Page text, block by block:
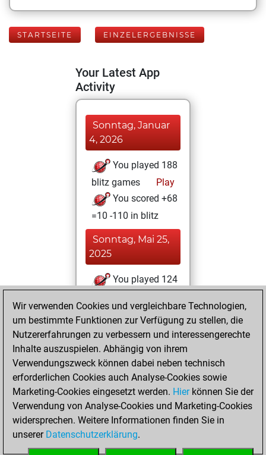
STARTSEITE EINZELERGEBNISSE
Your Latest App
Activity
Sonntag, Januar
4, 2026
You played 188
blitz games
Play
You scored +68
=10 -110 in blitz
Sonntag, Mai 25,
2025
You played 124
You scored +32
=17 -75 in slow
games
Sonntag, Februar
9, 2025
You played 88
bullet games
Play
You scored +16
Wir verwenden Cookies und vergleichbare Technologien,
um bestimmte Funktionen zur Verfügung zu stellen, die
Nutzererfahrungen zu verbessern und interessengerechte
Inhalte auszuspielen. Abhängig von ihrem
Verwendungszweck können dabei neben technisch
erforderlichen Cookies auch Analyse-Cookies sowie
Marketing-Cookies eingesetzt werden. Hierkönnen Sie der
Verwendung von Analyse-Cookies und Marketing-Cookies
widersprechen. Weitere Informationen finden Sie in
unserer Datenschutzerklärung.